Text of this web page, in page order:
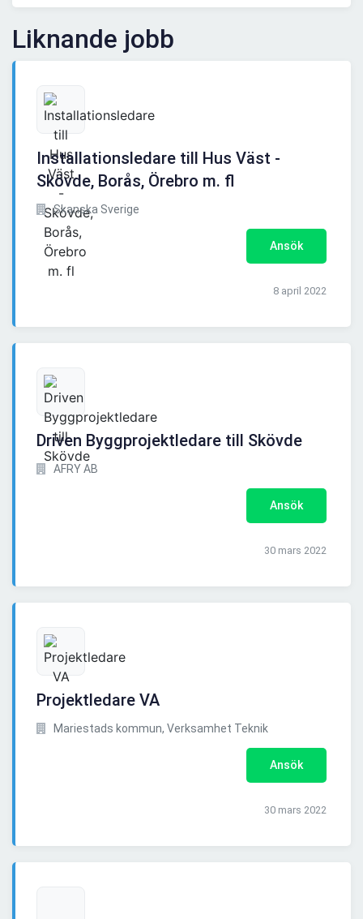
Liknande jobb
Installationsledare till Hus Väst -
Skövde, Borås, Örebro m. fl
Skanska Sverige
Ansök
8 april 2022
Driven Byggprojektledare till Skövde
AFRY AB
Ansök
30 mars 2022
Projektledare VA
Mariestads kommun, Verksamhet Teknik
Ansök
30 mars 2022